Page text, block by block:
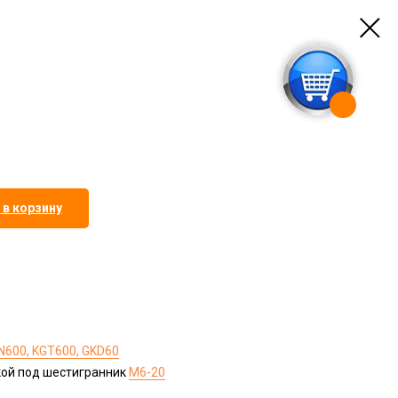
корзину
KGT600, GKD60
под шестигранник М6-20